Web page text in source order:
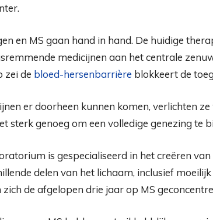
en MS gaan hand in hand. De huidige
medicijnen aan het centrale
zei de bloed-hersenbarrière blokkeert de
er doorheen kunnen komen, verlichten
sterk genoeg om een ​​volledige genezing te
is gespecialiseerd in het creëren
delen van het lichaam, inclusief
zich de afgelopen drie jaar op MS